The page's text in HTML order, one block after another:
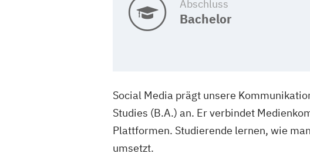
Abschluss
Bachelor
Social Media prägt unsere
Studies (B.A.) an. Er verbindet
Plattformen. Studierende lernen, wie
umsetzt.